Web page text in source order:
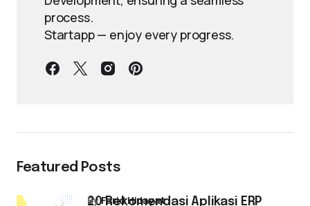
process.
Startapp — enjoy every progress.
Featured Posts
20 Rekomendasi Aplikasi ERP
byFarid Hidayat